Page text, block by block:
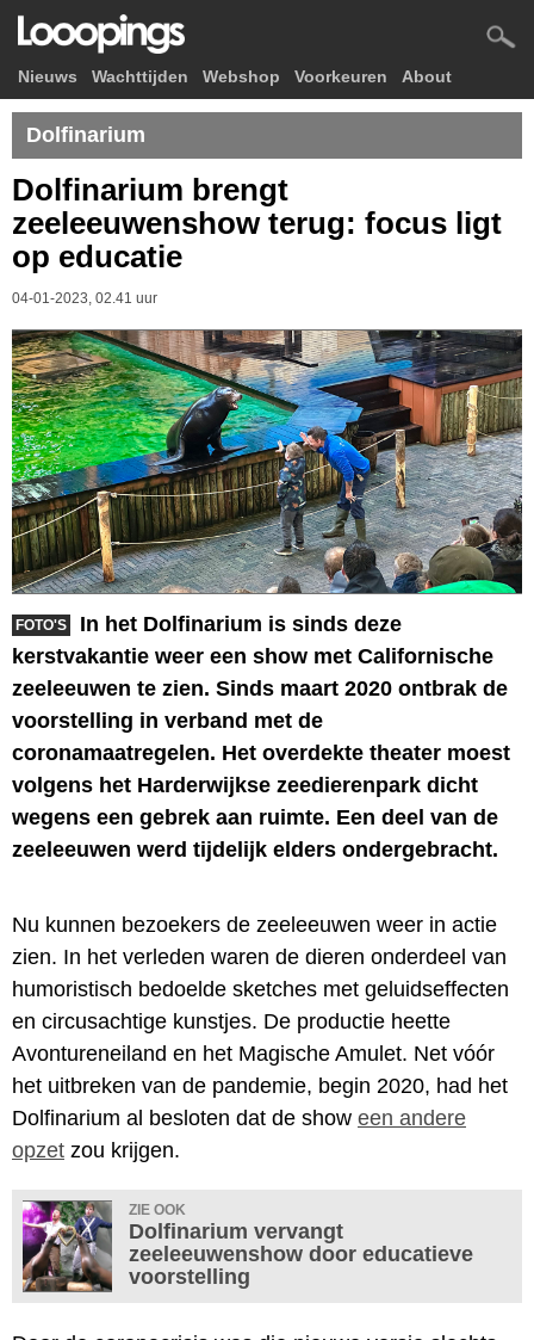
Nieuws Wachttijden Webshop Voorkeuren About
Dolfinarium
Dolfinarium brengt
zeeleeuwenshow terug: focus ligt
op educatie
04-01-2023, 02.41 uur
FOTO'S
In het Dolfinarium is sinds deze
kerstvakantie weer een show met Californische
zeeleeuwen te zien. Sinds maart 2020 ontbrak de
voorstelling in verband met de
coronamaatregelen. Het overdekte theater moest
volgens het Harderwijkse zeedierenpark dicht
wegens een gebrek aan ruimte. Een deel van de
zeeleeuwen werd tijdelijk elders ondergebracht.
Nu kunnen bezoekers de zeeleeuwen weer in actie
zien. In het verleden waren de dieren onderdeel van
humoristisch bedoelde sketches met geluidseffecten
en circusachtige kunstjes. De productie heette
Avontureneiland en het Magische Amulet. Net vóór
het uitbreken van de pandemie, begin 2020, had het
Dolfinarium al besloten dat de show een andere
opzet zou krijgen.
ZIE OOK
Dolfinarium vervangt
zeeleeuwenshow door educatieve
voorstelling